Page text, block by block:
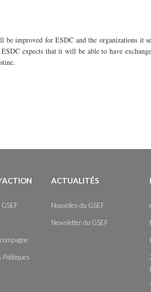
improved for ESDC and the organizations it
expects that it will be able to have
GSEF
Politiques
ACTUALITÉS
Nouvelles du GSEF
Newsletter du GSEF